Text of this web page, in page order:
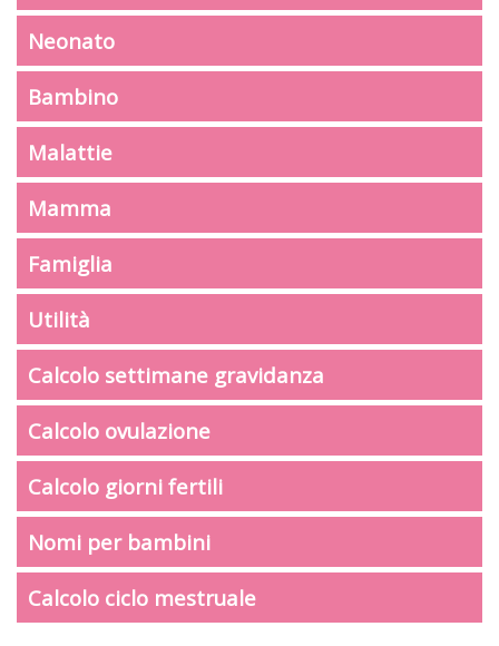
Neonato
Bambino
Malattie
Mamma
Famiglia
Utilità
Calcolo settimane gravidanza
Calcolo ovulazione
Calcolo giorni fertili
Nomi per bambini
Calcolo ciclo mestruale